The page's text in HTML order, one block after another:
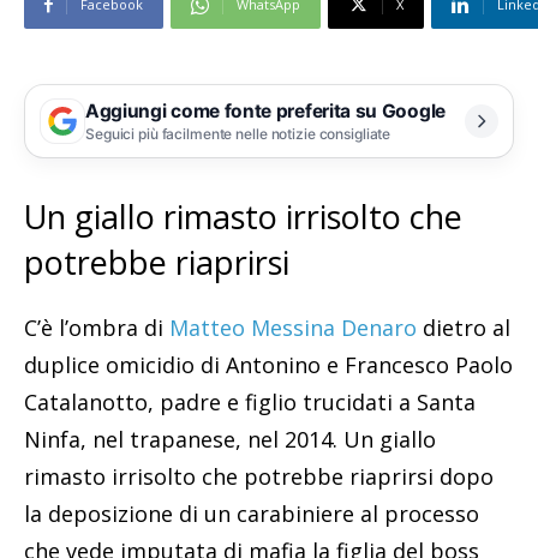
Facebook WhatsApp X
Aggiungi come fonte preferita su Google
Seguici più facilmente nelle notizie consigliate
Un giallo rimasto irrisolto che
potrebbe riaprirsi
C’è l’ombra di Matteo Messina Denaro dietro al
duplice omicidio di Antonino e Francesco Paolo
Catalanotto, padre e figlio trucidati a Santa
Ninfa, nel trapanese, nel 2014. Un giallo
rimasto irrisolto che potrebbe riaprirsi dopo
la deposizione di un carabiniere al processo
che vede imputata di mafia la figlia del boss